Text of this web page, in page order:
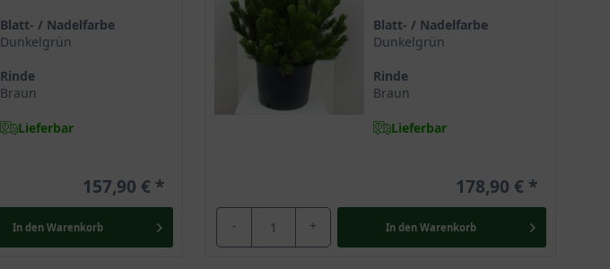
Blatt- / Nadelfarbe
Dunkelgrün
Rinde
Braun
Lieferbar
157,90 €
In den Warenkorb
Blatt- / Nadelfarbe
Dunkelgrün
Rinde
Braun
Lieferbar
178,90 €
- + In den Warenkorb